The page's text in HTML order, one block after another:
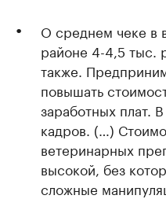
О среднем чеке в
районе 4-4,5 тыс.
также.
повышать
заработных плат.
кадров. (…)
ветеринарных
высокой, без
сложные